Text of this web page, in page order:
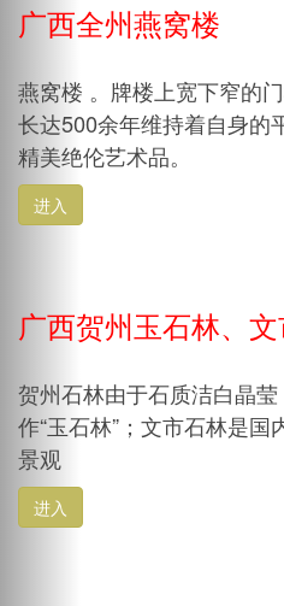
广西全州燕窝楼
燕窝楼 。牌楼上宽下窄的
长达500余年维持着自身的
精美绝伦艺术品。
进入
广西贺州玉石林、
贺州石林由于石质洁白晶
作“玉石林”；文市石林是
景观
进入